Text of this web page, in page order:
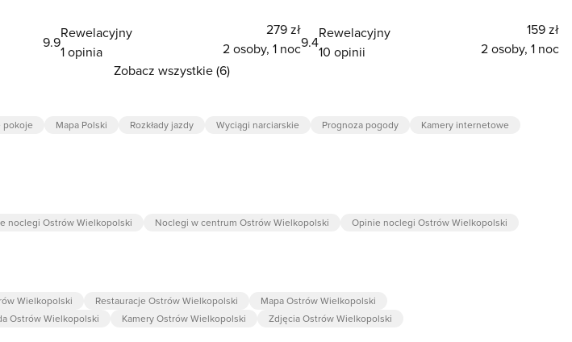
9.9
Rewelacyjny
1 opinia
279 zł
2 osoby, 1 noc9.4
Rewelacyjny
10 opinii
159 zł
2 osoby, 1 noc
Zobacz wszystkie (6)
pokoje Mapa Polski Rozkłady jazdy Wyciągi narciarskie Prognoza pogody Kamery internetowe
noclegi Ostrów Wielkopolski Noclegi w centrum Ostrów Wielkopolski
Opinie noclegi Ostrów Wielkopolski
Wielkopolski Restauracje Ostrów Wielkopolski
Mapa Ostrów Wielkopolski
Ostrów Wielkopolski Kamery Ostrów Wielkopolski Zdjęcia Ostrów Wielkopolski